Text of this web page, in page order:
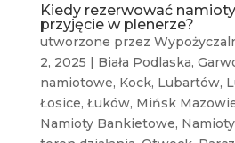
Kiedy rezerwować
przyjęcie w plenerze?
utworzone przez
2, 2025 | Biała Podlaska,
namiotowe, Kock, Lubartów,
Łosice, Łuków, Mińsk
Namioty Bankietowe,